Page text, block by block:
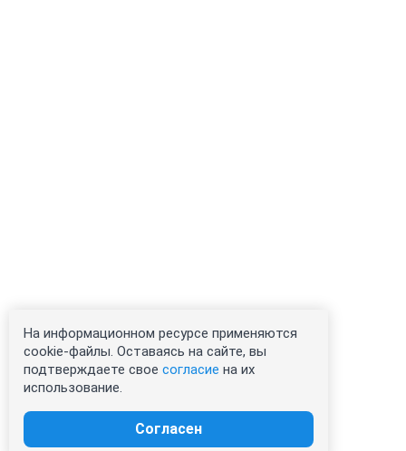
На информационном ресурсе применяются
cookie-файлы. Оставаясь на сайте, вы
подтверждаете свое согласие на их
использование.
Согласен